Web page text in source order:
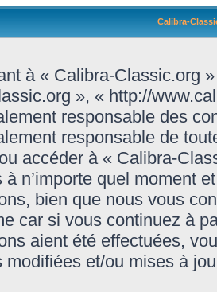
Calibra-
à « Calibra-Classic.org
», « http://
responsable des
responsable de
accéder à « Calibra-
à n’importe quel moment
bien que nous vous
car si vous continuez à
aient été effectuées,
modifiées et/ou mises à